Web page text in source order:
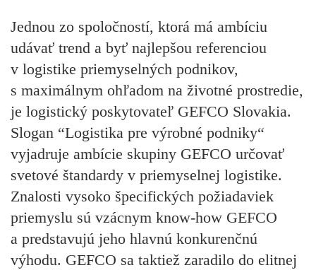
Jednou zo spoločností, ktorá má ambíciu
udávať trend a byť najlepšou referenciou
v logistike priemyselných podnikov,
s maximálnym ohľadom na životné prostredie,
je logistický poskytovateľ GEFCO Slovakia.
Slogan “Logistika pre výrobné podniky“
vyjadruje ambície skupiny GEFCO určovať
svetové štandardy v priemyselnej logistike.
Znalosti vysoko špecifických požiadaviek
priemyslu sú vzácnym know-how GEFCO
a predstavujú jeho hlavnú konkurenčnú
výhodu. GEFCO sa taktiež zaradilo do elitnej